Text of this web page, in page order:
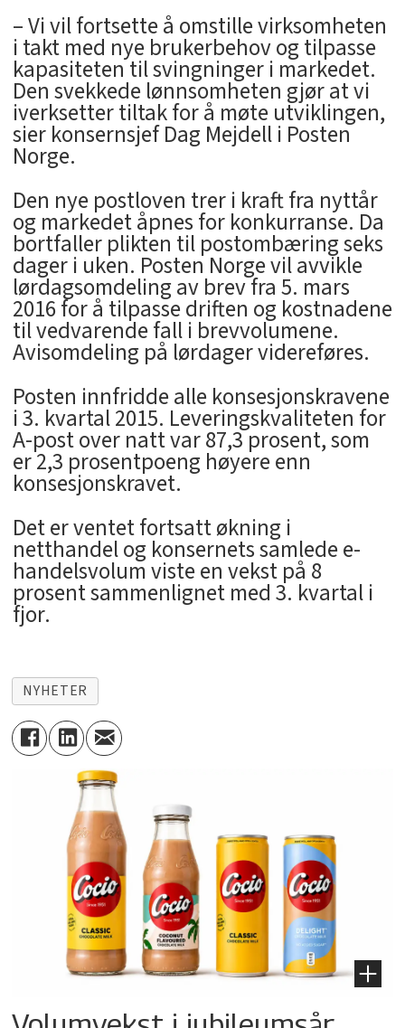
– Vi vil fortsette å omstille virksomheten
i takt med nye brukerbehov og tilpasse
kapasiteten til svingninger i markedet.
Den svekkede lønnsomheten gjør at vi
iverksetter tiltak for å møte utviklingen,
sier konsernsjef Dag Mejdell i Posten
Norge.
Den nye postloven trer i kraft fra nyttår
og markedet åpnes for konkurranse. Da
bortfaller plikten til postombæring seks
dager i uken. Posten Norge vil avvikle
lørdagsomdeling av brev fra 5. mars
2016 for å tilpasse driften og kostnadene
til vedvarende fall i brevvolumene.
Avisomdeling på lørdager videreføres.
Posten innfridde alle konsesjonskravene
i 3. kvartal 2015. Leveringskvaliteten for
A-post over natt var 87,3 prosent, som
er 2,3 prosentpoeng høyere enn
konsesjonskravet.
Det er ventet fortsatt økning i
netthandel og konsernets samlede e-
handelsvolum viste en vekst på 8
prosent sammenlignet med 3. kvartal i
fjor.
NYHETER